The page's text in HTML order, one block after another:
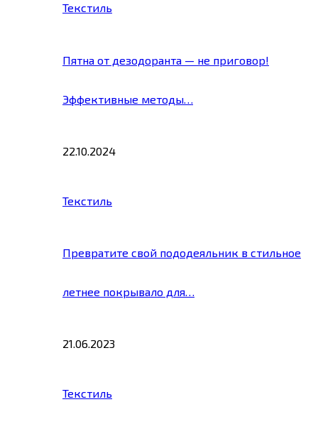
Текстиль
Пятна от дезодоранта — не приговор!
Эффективные методы…
22.10.2024
Текстиль
Превратите свой пододеяльник в стильное
летнее покрывало для…
21.06.2023
Текстиль